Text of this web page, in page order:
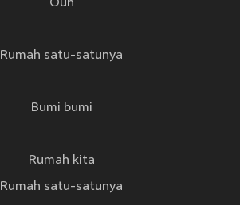
Ouh
Rumah satu-satunya
Bumi bumi
Rumah kita
Rumah satu-satunya